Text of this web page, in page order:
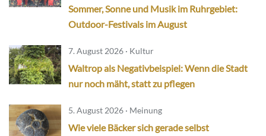
Sommer, Sonne und Musik im Ruhrgebiet:
Outdoor-Festivals im August
7. August 2026 · Kultur
Waltrop als Negativbeispiel: Wenn die Stadt
nur noch mäht, statt zu pflegen
5. August 2026 · Meinung
Wie viele Bäcker sich gerade selbst